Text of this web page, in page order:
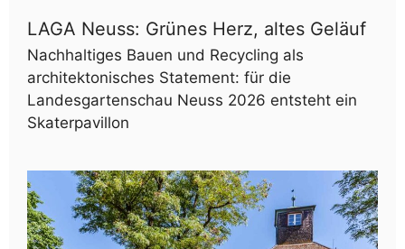
LAGA Neuss: Grünes Herz, altes Geläuf
Nachhaltiges Bauen und Recycling als
architektonisches Statement: für die
Landesgartenschau Neuss 2026 entsteht ein
Skaterpavillon